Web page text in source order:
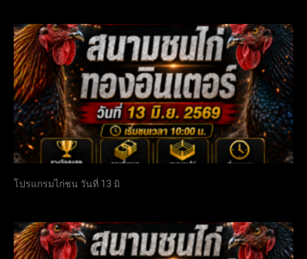
โปรแกรมไก่ชน วันที่ 13 มิ